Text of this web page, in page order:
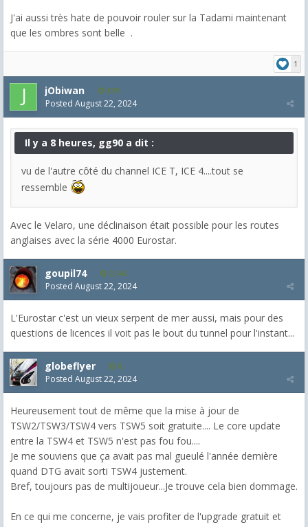
J'ai aussi très hate de pouvoir rouler sur la Tadami maintenant
que les ombres sont belle .
1
jObiwan 870
Posted August 22, 2024
Il y a 8 heures, gg90 a dit :
vu de l'autre côté du channel ICE T, ICE 4....tout se
ressemble
Avec le Velaro, une déclinaison était possible pour les routes
anglaises avec la série 4000 Eurostar.
goupil74 2,545
Posted August 22, 2024
L'Eurostar c'est un vieux serpent de mer aussi, mais pour des
questions de licences il voit pas le bout du tunnel pour l'instant...
globeflyer 6
Posted August 22, 2024
Heureusement tout de même que la mise à jour de
TSW2/TSW3/TSW4 vers TSW5 soit gratuite.... Le core update
entre la TSW4 et TSW5 n'est pas fou fou....
Je me souviens que ça avait pas mal gueulé l'année dernière
quand DTG avait sorti TSW4 justement.
Bref, toujours pas de multijoueur...Je trouve cela bien dommage.
En ce qui me concerne, je vais profiter de l'upgrade gratuit et